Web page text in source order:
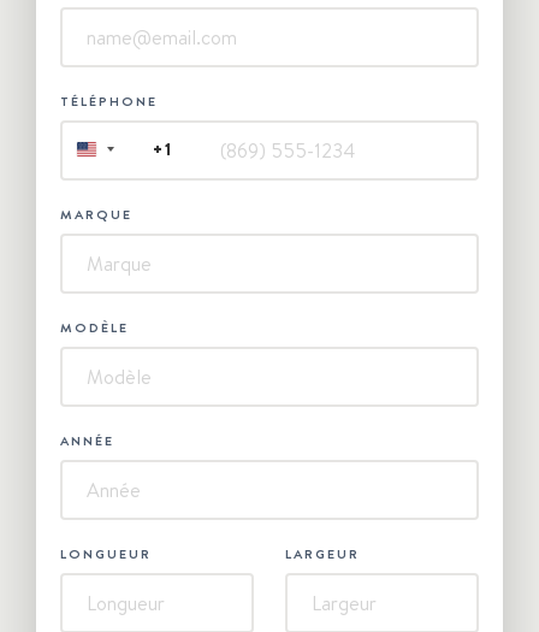
TÉLÉPHONE
UNITED
+1
+1
MARQUE
MODÈLE
ANNÉE
LONGUEUR LARGEUR